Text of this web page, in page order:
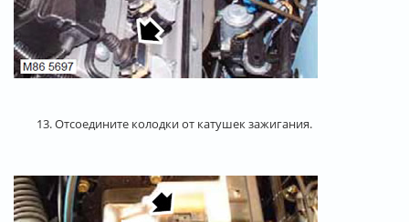
13. Отсоедините колодки от катушек зажигания.